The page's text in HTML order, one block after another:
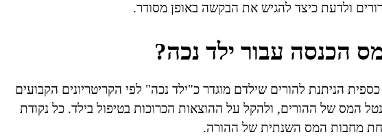
ולדעת כיצד להגיש את הבקשה באופן מסודר.
הכנסה עבור ילד נכה?
הניתנת להורים שילדם מוגדר כ"ילד נכה" לפי הקריטריונים הקבועים
המס של ההורים, ולהקל על ההוצאות הכרוכות בטיפול בילד. כל נקודת
מחבות המס השנתית של ההורה.